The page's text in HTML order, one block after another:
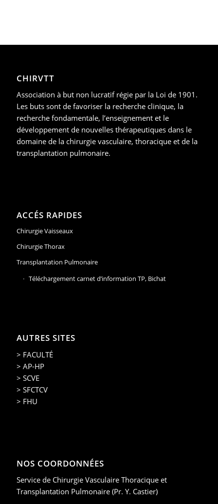
CHIRVTT
Association à but non lucratif régie par la Loi de 1901.
Les buts sont de favoriser la recherche clinique, la
recherche fondamentale, l’enseignement et le
développement de nouvelles thérapeutiques dans le
domaine de la chirurgie vasculaire, thoracique et de la
transplantation pulmonaire.
ACCÉS RAPIDES
Chirurgie Vaisseaux
Chirurgie Thorax
Transplantation Pulmonaire
Téléchargement carnet d’information TP, Bichat
AUTRES SITES
> FACULTÉ
> AP-HP
> SCVE
> SFCTCV
> FHU
NOS COORDONNÉES
Service de Chirurgie Vasculaire Thoracique et
Transplantation Pulmonaire (Pr. Y. Castier)